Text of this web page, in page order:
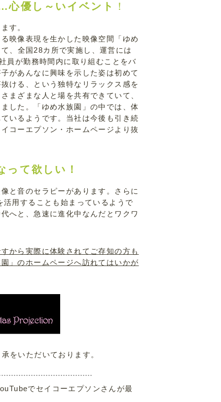
心優し～いイベント ！
す。
映像表現を生かした映像空間「ゆめ
、全国28カ所で実施し、運営には
員が勤務時間内に取り組むことをバ
があんなに興味を示した姿は初めて
ける、という独特なリラックス感を
まざまな人と場を共有できていて、
した。「ゆめ水族園」の中では、体
いるようです。当社は今後も引き続
コーエプソン・ホームページより抜
って欲しい！
と音のセラピーがあります。さらに
用することも始まっているようで
へと、急速に進化中なんだとワクワ
から実際に体験されてご存知の方も
」のホームページへ訪れてはいかが
をいただいております。
でセイコーエプソンさんが最